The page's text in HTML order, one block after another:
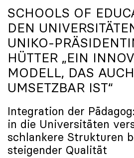
SCHOOLS OF
DEN
UNIKO-
HÜTTER „EIN
MODELL, DAS AUCH
UMSETZBAR IST“
Integration der
in die Universitäten
schlankere Strukturen
steigender Qualität